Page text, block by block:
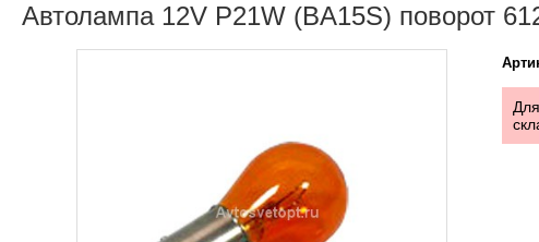
Автолампа 12V P21W (BA15S) поворот